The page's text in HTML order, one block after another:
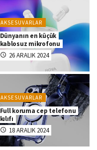
AKSESUVARLAR
Dünyanın en küçük
kablosuz mikrofonu
26 ARALIK 2024
AKSESUVARLAR
Full koruma cep telefonu
kılıfı
18 ARALIK 2024